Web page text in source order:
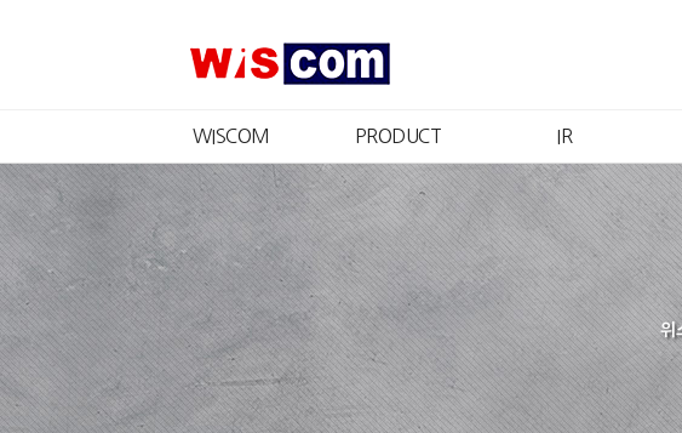
WISCOM
회사소개
CEO 인사
경영철학
CI
연혁
조직도
오시는길
PRODUCT
제품소개
인증현황
IR
IR개요
주가정보
재무정보
공시정보
공고
위